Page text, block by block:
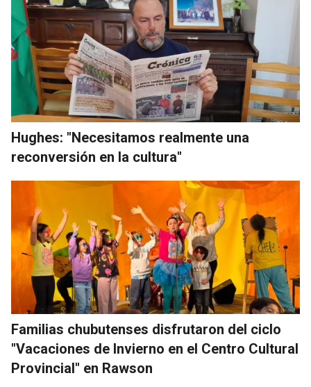
Hughes: "Necesitamos realmente una
reconversión en la cultura"
Familias chubutenses disfrutaron del ciclo
"Vacaciones de Invierno en el Centro Cultural
Provincial" en Rawson